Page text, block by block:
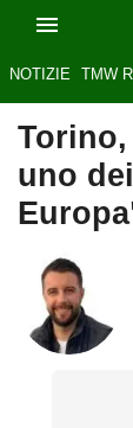
NOTIZIE TMW
uno